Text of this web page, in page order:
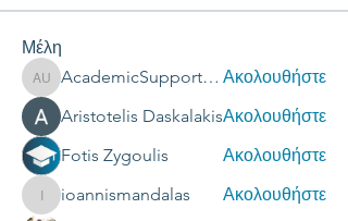
Μέλη
AcademicSupport UK AcademicSupport UK Ακολουθήστε
Aristotelis DaskalakisΑκολουθήστε
Fotis Zygoulis
Ακολουθήστε
ioannismandalas
ioannismandalas
Ακολουθήστε